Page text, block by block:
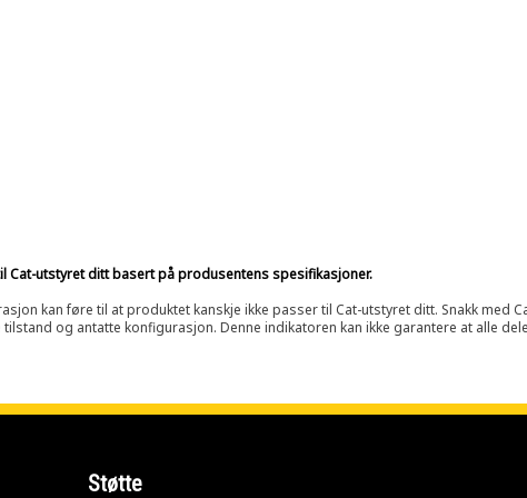
Cat-utstyret ditt basert på produsentens spesifikasjoner.
kan føre til at produktet kanskje ikke passer til Cat-utstyret ditt. Snakk med
og antatte konfigurasjon. Denne indikatoren kan ikke garantere at alle
Støtte